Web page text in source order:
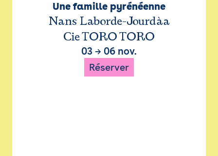
Une famille pyrénéenne
Nans Laborde-Jourdàa
Cie TORO TORO
03 → 06 nov.
Réserver